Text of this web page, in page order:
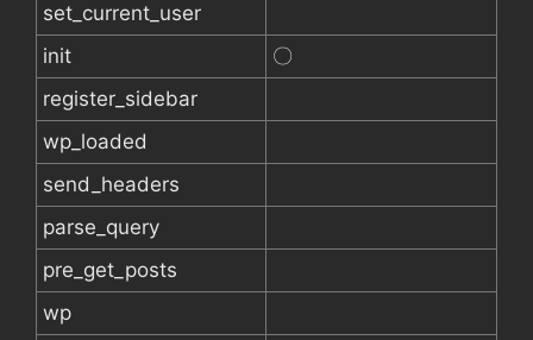
set_current_user
init
〇
register_sidebar
wp_loaded
send_headers
parse_query
pre_get_posts
wp